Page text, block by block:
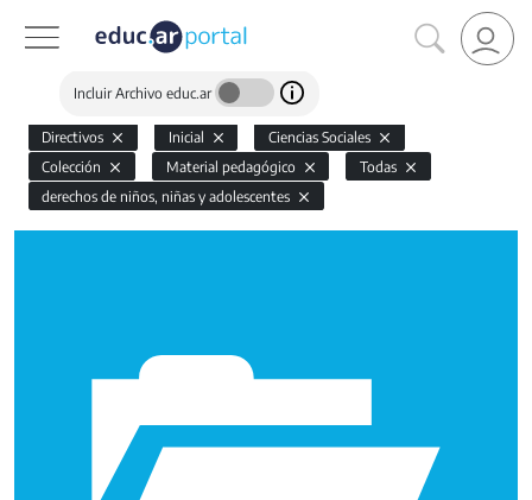
Incluir Archivo educ.ar
Directivos Inicial
Ciencias Sociales
Colección
Material pedagógico
Todas
derechos de niños, niñas y adolescentes